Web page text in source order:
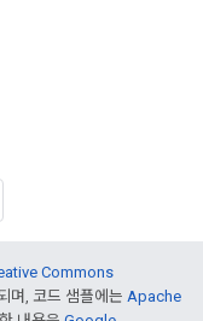
Commons
며, 코드 샘플에는 Apache